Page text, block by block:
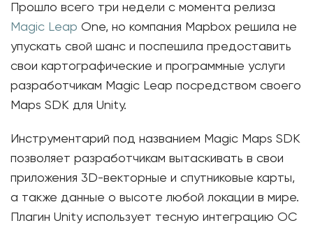
Прошло всего три недели с момента релиза
Magic Leap One, но компания Mapbox решила не
упускать свой шанс и поспешила предоставить
свои картографические и программные услуги
разработчикам Magic Leap посредством своего
Maps SDK для Unity.
Инструментарий под названием Magic Maps SDK
позволяет разработчикам вытаскивать в свои
приложения 3D-векторные и спутниковые карты,
а также данные о высоте любой локации в мире.
Плагин Unity использует тесную интеграцию ОС